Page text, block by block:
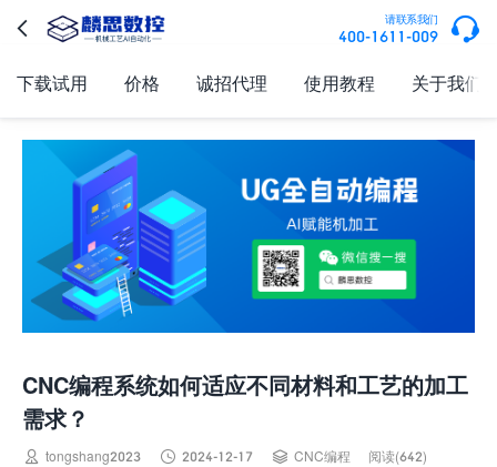
 请联系我们
400-1611-009 
下载试用 价格 诚招代理 使用教程 关于我们
CNC编程系统如何适应不同材料和工艺的加工
需求？
 tongshang2023  2024-12-17  CNC编程 阅读(642)